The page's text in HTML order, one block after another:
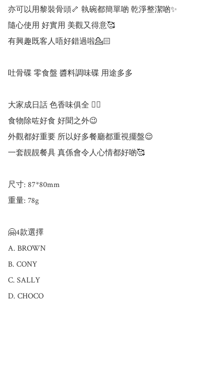
亦可以用黎裝骨頭🦴 執碗都簡單啲 乾淨整潔啲✨
隨心使用 好實用 美觀又得意🥰
有興趣既客人唔好錯過啦💁🏻
吐骨碟 零食盤 醬料調味碟 用途多多
大家成日話 色香味俱全 ☝🏻
食物除咗好食 好聞之外😉
外觀都好重要 所以好多餐廳都重視擺盤😌
一套靚靚餐具 真係會令人心情都好啲🥰
尺寸: 87*80mm
重量: 78g
🤗4款選擇
A. BROWN
B. CONY
C. SALLY
D. CHOCO